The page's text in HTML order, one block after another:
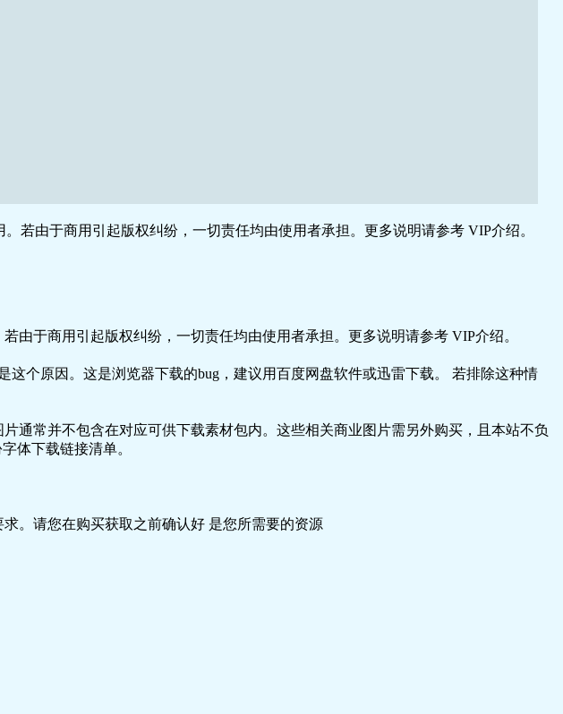
若由于商用引起版权纠纷，一切责任均由使用者承担。更多说明请参考 VIP介绍。
于商用引起版权纠纷，一切责任均由使用者承担。更多说明请参考 VIP介绍。
个原因。这是浏览器下载的bug，建议用百度网盘软件或迅雷下载。 若排除这种情
通常并不包含在对应可供下载素材包内。这些相关商业图片需另外购买，且本站不负
体下载链接清单。
。请您在购买获取之前确认好 是您所需要的资源